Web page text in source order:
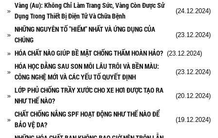
Vàng (Au): Không Chỉ Làm Trang Sức, Vàng Còn Được Sử
Dụng Trong Thiết Bị Điện Tử Và Chữa Bệnh
(24.12.2024)
NHỮNG NGUYÊN TỐ "HIẾM" NHẤT VÀ ỨNG DỤNG CỦA
CHÚNG
(23.12.2024)
HÓA CHẤT NÀO GIÚP BỀ MẶT CHỐNG THẤM HOÀN HẢO? (23.12.2024)
HÓA HỌC ĐẰNG SAU SON MÔI LÂU TRÔI VÀ BỀN MÀU:
CÔNG NGHỆ MỚI VÀ CÁC YẾU TỐ QUYẾT ĐỊNH
(23.12.2024)
LỚP PHỦ CHỐNG TRẦY XƯỚC CHO XE HƠI ĐƯỢC TẠO RA
NHƯ THẾ NÀO?
(20.12.2024)
CHẤT CHỐNG NẮNG SPF HOẠT ĐỘNG NHƯ THẾ NÀO ĐỂ
BẢO VỆ DA?
(19.12.2024)